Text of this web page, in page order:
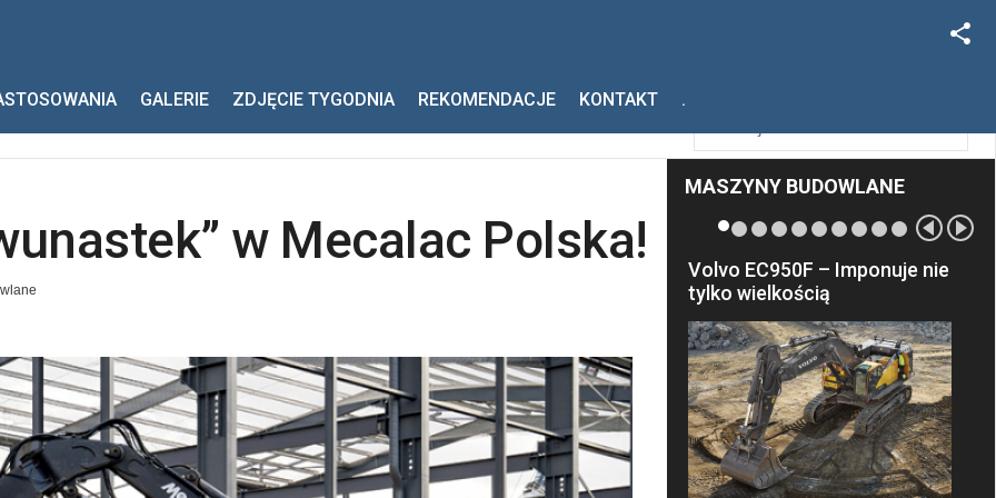
GALERIE ZDJĘCIE TYGODNIA REKOMENDACJE KONTAKT .
w Mecalac Polska!
w Mecalac Polska!
MASZYNY BUDOWLANE
Volvo EC950F – Imponuje nie
tylko wielkością